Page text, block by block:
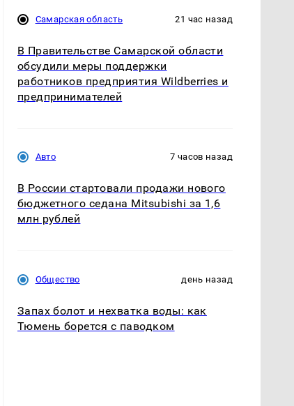
Самарская область 21 час назад
В Правительстве Самарской области
обсудили меры поддержки
работников предприятия Wildberries и
предпринимателей
Авто 7 часов назад
В России стартовали продажи нового
бюджетного седана Mitsubishi за 1,6
млн рублей
Общество день назад
Запах болот и нехватка воды: как
Тюмень борется с паводком